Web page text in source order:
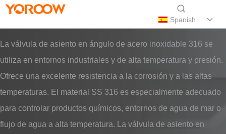
Spanish
La válvula de asiento en ángulo de acero inoxidable 316 se
utiliza en entornos industriales y de alta temperatura y presión.
Ofrece una excelente resistencia a la corrosión y a las altas
temperaturas. El material SS 316 es especialmente adecuado
para controlar productos químicos, entornos de agua de mar o
flujo de agua a alta temperatura. La válvula de asiento en